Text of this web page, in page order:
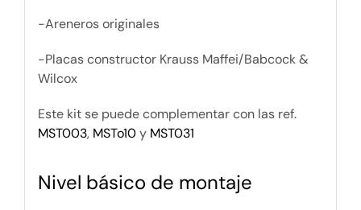
-Areneros originales
-Placas constructor Krauss Maffei/Babcock &
Wilcox
Este kit se puede complementar con las ref.
MST003, MSTo10y MST031
Nivel básico de montaje